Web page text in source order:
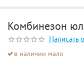
Комбинезон
Написать
в наличии мало